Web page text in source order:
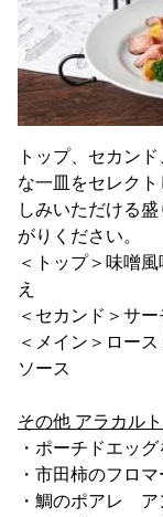
トップ、セカン
な一皿をセレク
しみいただける
がりください。
＜トップ＞味噌
え
＜セカンド＞サ
＜メイン＞ロー
ソース
その他 アラカル
・ポーチドエッ
・市田柿のフロ
・鯛のポアレ